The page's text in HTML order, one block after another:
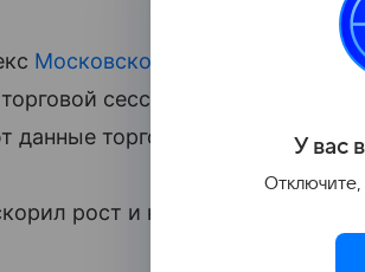
Московской биржи
с
сессии рос на 0,27% и
данные торгов на 07:00 мск.
рост и находился на
У вас
Отключите,